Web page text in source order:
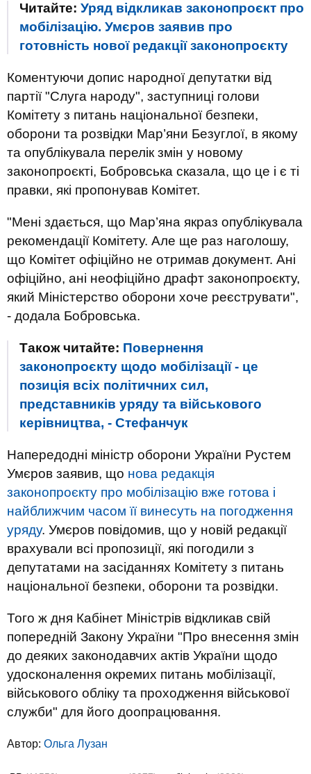
Читайте: Уряд відкликав законопроєкт про
мобілізацію. Умєров заявив про
готовність нової редакції законопроєкту
Коментуючи допис народної депутатки від
партії "Слуга народу", заступниці голови
Комітету з питань національної безпеки,
оборони та розвідки Мар’яни Безуглої, в якому
та опублікувала перелік змін у новому
законопроєкті, Бобровська сказала, що це і є ті
правки, які пропонував Комітет.
"Мені здається, що Мар’яна якраз опублікувала
рекомендації Комітету. Але ще раз наголошу,
що Комітет офіційно не отримав документ. Ані
офіційно, ані неофіційно драфт законопроєкту,
який Міністерство оборони хоче реєструвати",
- додала Бобровська.
Також читайте: Повернення
законопроєкту щодо мобілізації - це
позиція всіх політичних сил,
представників уряду та військового
керівництва, - Стефанчук
Напередодні міністр оборони України Рустем
Умєров заявив, що нова редакція
законопроєкту про мобілізацію вже готова і
найближчим часом її винесуть на погодження
уряду. Умєров повідомив, що у новій редакції
врахували всі пропозиції, які погодили з
депутатами на засіданнях Комітету з питань
національної безпеки, оборони та розвідки.
Того ж дня Кабінет Міністрів відкликав свій
попередній Закону України "Про внесення змін
до деяких законодавчих актів України щодо
удосконалення окремих питань мобілізації,
військового обліку та проходження військової
служби" для його доопрацювання.
Автор: Ольга Лузан